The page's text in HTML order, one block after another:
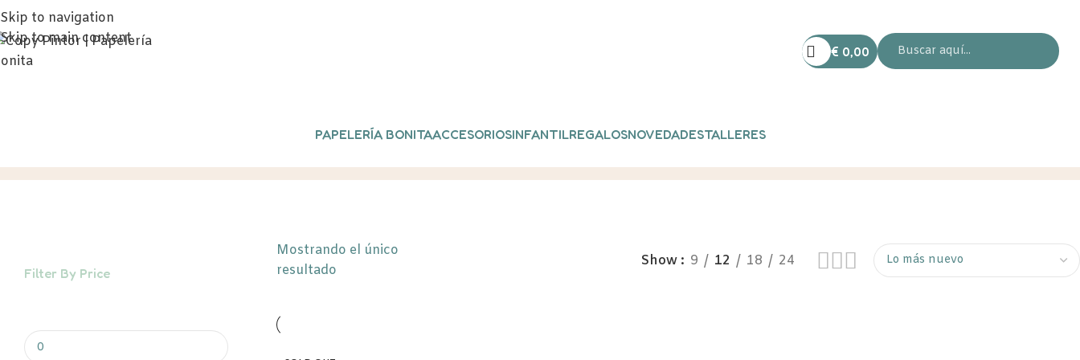
Skip to navigation
Skip to main content
€ 0,00
PAPELERÍA BONITAACCESORIOSINFANTILREGALOSNOVEDADESTALLERES
Filter By Price
Mostrando el único
resultado
Show 9 12 18 24